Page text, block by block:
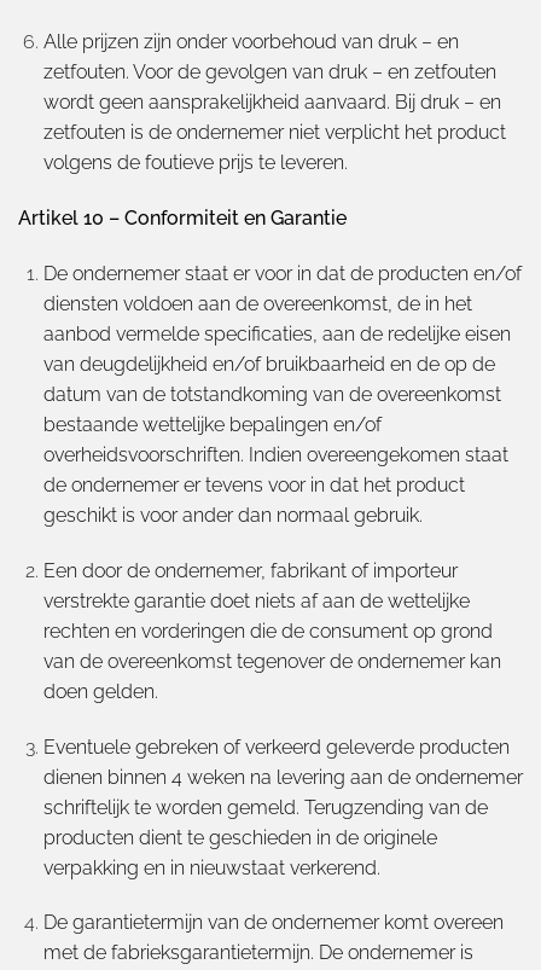
Alle prijzen zijn onder voorbehoud van druk – en
zetfouten. Voor de gevolgen van druk – en zetfouten
wordt geen aansprakelijkheid aanvaard. Bij druk – en
zetfouten is de ondernemer niet verplicht het product
volgens de foutieve prijs te leveren.
Artikel 10 – Conformiteit en Garantie
De ondernemer staat er voor in dat de producten en/of
diensten voldoen aan de overeenkomst, de in het
aanbod vermelde specificaties, aan de redelijke eisen
van deugdelijkheid en/of bruikbaarheid en de op de
datum van de totstandkoming van de overeenkomst
bestaande wettelijke bepalingen en/of
overheidsvoorschriften. Indien overeengekomen staat
de ondernemer er tevens voor in dat het product
geschikt is voor ander dan normaal gebruik.
Een door de ondernemer, fabrikant of importeur
verstrekte garantie doet niets af aan de wettelijke
rechten en vorderingen die de consument op grond
van de overeenkomst tegenover de ondernemer kan
doen gelden.
Eventuele gebreken of verkeerd geleverde producten
dienen binnen 4 weken na levering aan de ondernemer
schriftelijk te worden gemeld. Terugzending van de
producten dient te geschieden in de originele
verpakking en in nieuwstaat verkerend.
De garantietermijn van de ondernemer komt overeen
met de fabrieksgarantietermijn. De ondernemer is